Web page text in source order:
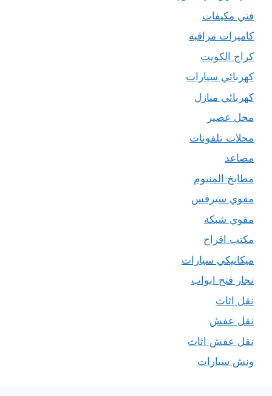
فني مكيفات
كاميرات مراقبة
كراج الكويت
كهربائي سيارات
كهربائي منازل
محل عصير
محلات تلفونات
مصاعد
مطابخ المنيوم
مقوي سيرفس
مقوي شبكة
مكتب افراح
ميكانيكي سيارات
نجار فتح ابواب
نقل اثاث
نقل عفش
نقل عفش اثاث
ونش سيارات